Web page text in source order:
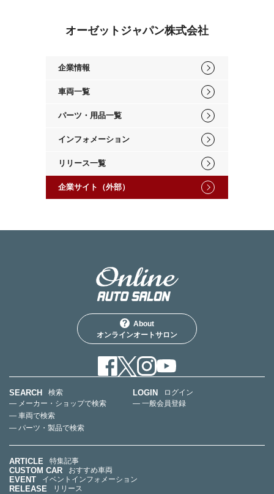
オーゼットジャパン株式会社
企業情報
車両一覧
パーツ・用品一覧
インフォメーション
リリース一覧
企業サイト（外部）
About
オンラインオートサロン
SEARCH
検索
— メーカー・ショップで検索
— 車両で検索
— パーツ・製品で検索
LOGIN
ログイン
— 一般会員登録
ARTICLE 特集記事
CUSTOM CAR おすすめ車両
EVENT イベントインフォメーション
RELEASE リリース